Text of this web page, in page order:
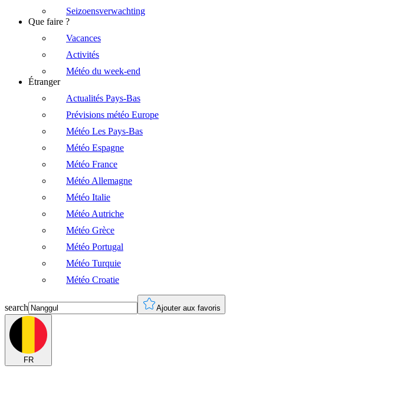
Seizoensverwachting
Que faire ?
Vacances
Activités
Météo du week-end
Étranger
Actualités Pays-Bas
Prévisions météo Europe
Météo Les Pays-Bas
Météo Espagne
Météo France
Météo Allemagne
Météo Italie
Météo Autriche
Météo Grèce
Météo Portugal
Météo Turquie
Météo Croatie
search Ajouter aux favoris
FR